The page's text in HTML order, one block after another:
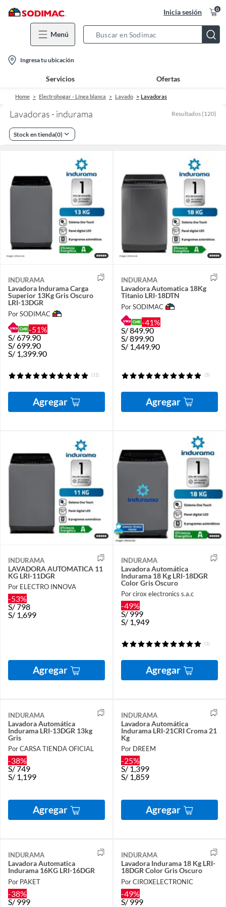
Inicia sesión 0
Menú
Bar
location-
icon
Ingresa tu ubicación
Servicios Ofertas
Home Electrohogar - Línea blanca Lavado Lavadoras
Lavadoras - indurama Resultados (120)
Stock en tienda(0)
INDURAMA
Lavadora Indurama Carga
Superior 13Kg Gris Oscuro
LRI-13DGR
Por SODIMAC
-51%
S/679.90
S/699.90
S/ 1,399.90
(11)
Agregar
INDURAMA
Lavadora Automatica 18Kg
Titanio LRI-18DTN
Por SODIMAC
-41%
S/849.90
S/899.90
S/ 1,449.90
(5)
Agregar
INDURAMA
LAVADORA AUTOMATICA 11
KG LRI-11DGR
Por ELECTRO INNOVA
-53%
S/798
S/ 1,699
Agregar
INDURAMA
Lavadora Automática
Indurama 18 Kg LRI-18DGR
Color Gris Oscuro
Por cirox electronics s.a.c
-49%
S/999
S/ 1,949
(1)
Agregar
INDURAMA
Lavadora Automática
Indurama LRI-13DGR 13kg
Gris
Por CARSA TIENDA OFICIAL
-38%
S/749
S/ 1,199
Agregar
INDURAMA
Lavadora Automática
Indurama LRI-21CRI Croma 21
Kg
Por DREEM
-25%
S/ 1,399
S/ 1,859
Agregar
INDURAMA
Lavadora Automatica
Indurama 16KG LRI-16DGR
Por PAKET
-38%
S/999
INDURAMA
Lavadora Indurama 18 Kg LRI-
18DGR Color Gris Oscuro
Por CIROXELECTRONIC
-49%
S/999